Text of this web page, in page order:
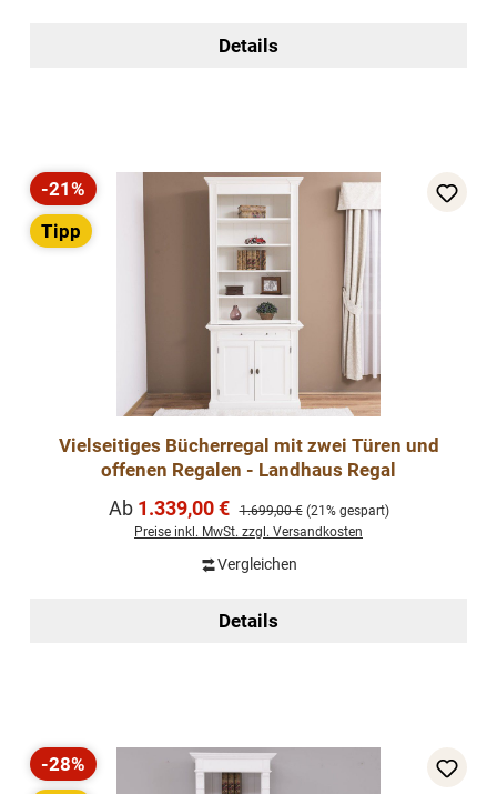
Details
Rabatt
-21%
Tipp
Vielseitiges Bücherregal mit zwei Türen und
offenen Regalen - Landhaus Regal
Verkaufspreis:
Ab 1.339,00 € Regulärer Preis:
1.699,00 € (21% gespart)
Preise inkl. MwSt. zzgl. Versandkosten
Vergleichen
Details
Rabatt
-28%